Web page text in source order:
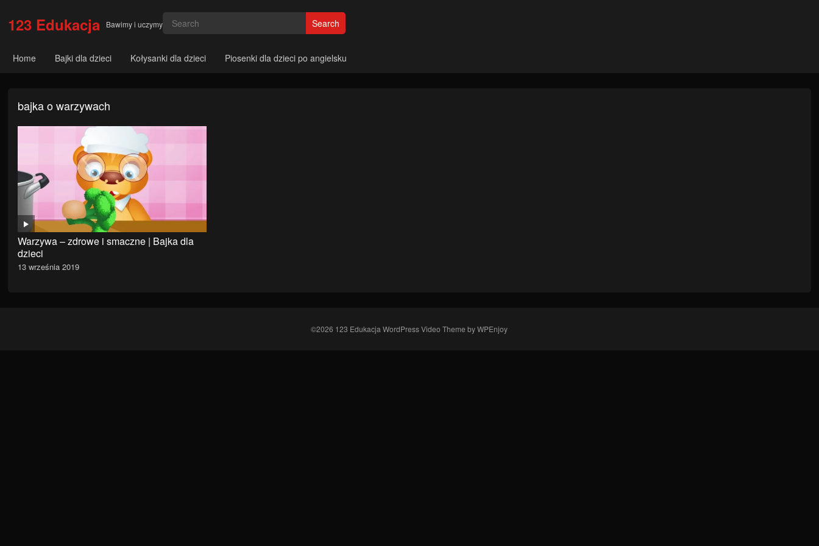
123 Edukacja Bawimy i uczymy Search
Home Bajki dla dzieci Kołysanki dla dzieci Piosenki dla dzieci po angielsku
bajka o warzywach
Warzywa – zdrowe i smaczne | Bajka dla
dzieci
13 września 2019
©2026 123 EdukacjaWordPress Video Theme byWPEnjoy